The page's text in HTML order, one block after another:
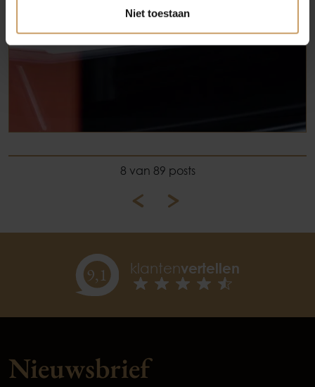
Niet toestaan
8 van 89 posts
9,1 klantenvertellen
Nieuwsbrief